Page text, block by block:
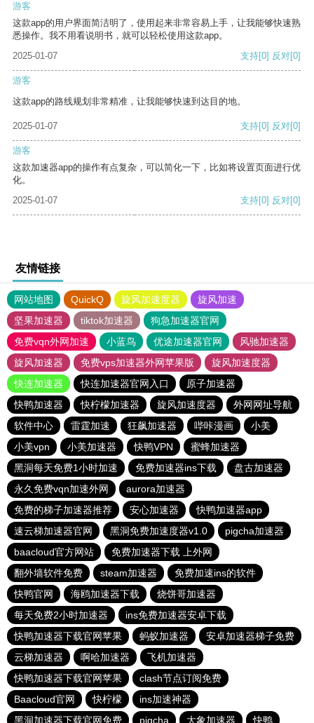
游客
这款app的用户界面简洁明了，使用起来非常容易上手，让我能够快速熟
悉操作。我不用看说明书，就可以轻松使用这款app。
2025-01-07
支持[0] 反对[0]
游客
这款app的路线规划非常精准，让我能够快速到达目的地。
2025-01-07 支持[0] 反对[0]
游客
这款加速器app的操作有点复杂，可以简化一下，比如将设置页面进行优
化。
2025-01-07
支持[0] 反对[0]
友情链接
网站地图 QuickQ 旋风加速度器
旋风加速
坚果加速器
tiktok加速器
狗急加速器官网
免费vqn外网加速
小蓝鸟 优途加速器官网
风驰加速器
旋风加速器
免费vps加速器外网苹果版
旋风加速度器
快连加速器
快连加速器官网入口
原子加速器
快鸭加速器
快柠檬加速器 旋风加速度器
外网网址导航
软件中心
雷霆加速 狂飙加速器 哔咔漫画
小美
小美vpn
小美加速器 快鸭VPN
蜜蜂加速器
黑洞每天免费1小时加速
免费加速器ins下载
盘古加速器
永久免费vqn加速外网
aurora加速器
免费的梯子加速器推荐
安心加速器
快鸭加速器app
速云梯加速器官网
黑洞免费加速度器v1.0
pigcha加速器
baacloud官方网站
免费加速器下载 上外网
翻外墙软件免费
steam加速器
免费加速ins的软件
快鸭官网
海鸥加速器下载
烧饼哥加速器
每天免费2小时加速器
ins免费加速器安卓下载
快鸭加速器下载官网苹果
蚂蚁加速器
安卓加速器梯子免费
云梯加速器
啊哈加速器
飞机加速器
快鸭加速器下载官网苹果
clash节点订阅免费
Baacloud官网
快柠檬
ins加速神器
黑洞加速器下载官网免费
pigcha 大象加速器 快鸭